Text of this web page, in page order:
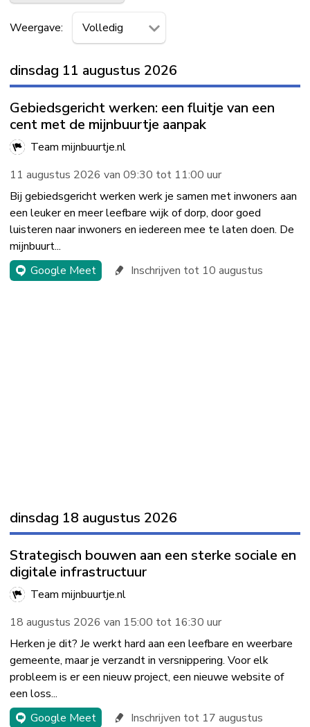
Weergave:
dinsdag 11 augustus 2026
Gebiedsgericht werken: een fluitje van een
cent met de mijnbuurtje aanpak
Team mijnbuurtje.nl
11 augustus 2026 van 09:30 tot 11:00 uur
Bij gebiedsgericht werken werk je samen met inwoners aan
een leuker en meer leefbare wijk of dorp, door goed
luisteren naar inwoners en iedereen mee te laten doen. De
mijnbuurt...
Google Meet
Inschrijven tot 10 augustus
dinsdag 18 augustus 2026
Strategisch bouwen aan een sterke sociale en
digitale infrastructuur
Team mijnbuurtje.nl
18 augustus 2026 van 15:00 tot 16:30 uur
Herken je dit? Je werkt hard aan een leefbare en weerbare
gemeente, maar je verzandt in versnippering. Voor elk
probleem is er een nieuw project, een nieuwe website of
een loss...
Google Meet
Inschrijven tot 17 augustus